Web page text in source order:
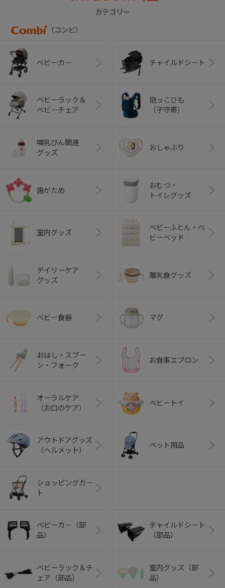
カテゴリー
（コンビ）
ベビーカー チャイルドシート
ベビーラック＆
ベビーチェア
抱っこひも
（子守帯）
哺乳びん関連
グッズ
おしゃぶり
歯がため
おむつ・
トイレグッズ
室内グッズ
ベビーふとん・ベ
ビーベッド
デイリーケア
グッズ
離乳食グッズ
ベビー食器 マグ
おはし・スプー
ン・フォーク
お食事エプロン
オーラルケア
（お口のケア）
ベビートイ
アウトドアグッズ
（ヘルメット）
ペット用品
ショッピングカー
ト
ベビーカー（部
品）
チャイルドシート
（部品）
ベビーラック＆チ
ェア（部品）
室内グッズ（部
品）